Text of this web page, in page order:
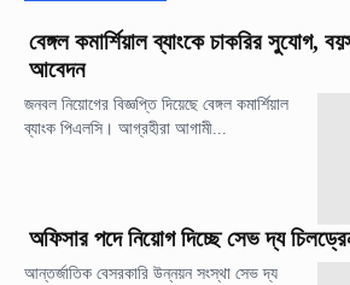
বেঙ্গল কমার্শিয়াল ব্যাংকে চাকরির সুযোগ,
আবেদন
জনবল নিয়োগের বিজ্ঞপ্তি দিয়েছে বেঙ্গল কমার্শিয়াল
ব্যাংক পিএলসি। আগ্রহীরা আগামী...
অফিসার পদে নিয়োগ দিচ্ছে সেভ দ্য
আন্তর্জাতিক বেসরকারি উন্নয়ন সংস্থা সেভ দ্য